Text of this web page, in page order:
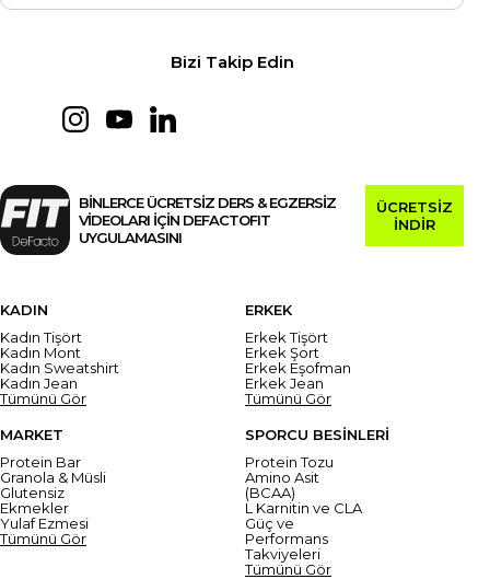
Bizi Takip Edin
BİNLERCE ÜCRETSİZ DERS & EGZERSİZ
VİDEOLARI İÇİN DEFACTOFIT
UYGULAMASINI
ÜCRETSİZ
İNDİR
KADIN
Kadın Tişört
Kadın Mont
Kadın Sweatshirt
Kadın Jean
Tümünü Gör
ERKEK
Erkek Tişört
Erkek Şort
Erkek Eşofman
Erkek Jean
Tümünü Gör
MARKET
Protein Bar
Granola & Müsli
Glutensiz
Ekmekler
Yulaf Ezmesi
Tümünü Gör
SPORCU BESİNLERİ
Protein Tozu
Amino Asit
(BCAA)
L Karnitin ve CLA
Güç ve
Performans
Takviyeleri
Tümünü Gör